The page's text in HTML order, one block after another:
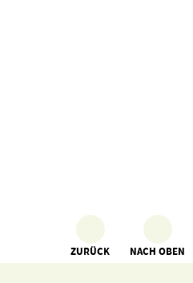
ZURÜCK NACH OBEN